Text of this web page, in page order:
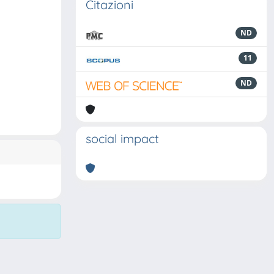
Citazioni
ND
11
ND
social impact